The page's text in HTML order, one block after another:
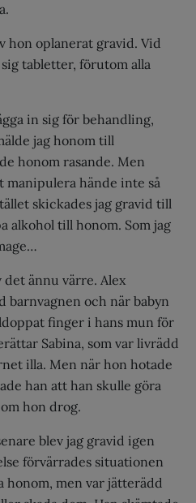
hon oplanerat gravid. Vid
tabletter, förutom alla
in sig för behandling,
jag honom till
honom rasande. Men
manipulera hände inte så
skickades jag gravid till
alkohol till honom. Som jag
det ännu värre. Alex
barnvagnen och när babyn
finger i hans mun för
Sabina, som var livrädd
illa. Men när hon hotade
han att han skulle göra
hon drog.
blev jag gravid igen
förvärrades situationen
honom, men var jätterädd